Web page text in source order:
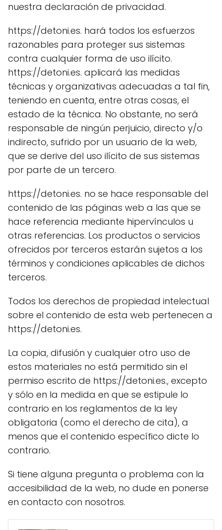
nuestra declaración de privacidad.
https://detoni.es. hará todos los esfuerzos
razonables para proteger sus sistemas
contra cualquier forma de uso ilícito.
https://detoni.es. aplicará las medidas
técnicas y organizativas adecuadas a tal fin,
teniendo en cuenta, entre otras cosas, el
estado de la técnica. No obstante, no será
responsable de ningún perjuicio, directo y/o
indirecto, sufrido por un usuario de la web,
que se derive del uso ilícito de sus sistemas
por parte de un tercero.
https://detoni.es. no se hace responsable del
contenido de las páginas web a las que se
hace referencia mediante hipervínculos u
otras referencias. Los productos o servicios
ofrecidos por terceros estarán sujetos a los
términos y condiciones aplicables de dichos
terceros.
Todos los derechos de propiedad intelectual
sobre el contenido de esta web pertenecen a
https://detoni.es.
La copia, difusión y cualquier otro uso de
estos materiales no está permitido sin el
permiso escrito de https://detoni.es., excepto
y sólo en la medida en que se estipule lo
contrario en los reglamentos de la ley
obligatoria (como el derecho de cita), a
menos que el contenido específico dicte lo
contrario.
Si tiene alguna pregunta o problema con la
accesibilidad de la web, no dude en ponerse
en contacto con nosotros.